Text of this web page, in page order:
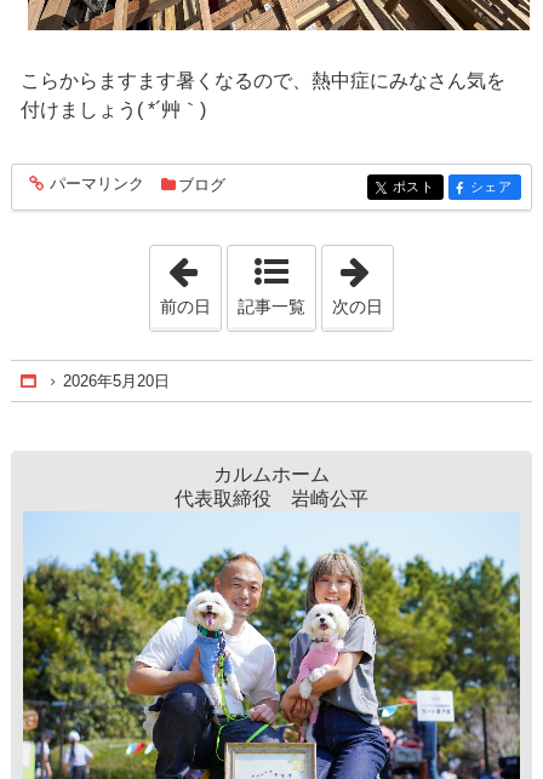
こらからますます暑くなるので、熱中症にみなさん気を
付けましょう( *´艸｀)
entry498
パーマリンク ブログ entry498
ポスト entry498
シェア
「2026年5月17日」
前の日 記事一覧 次の日
Home
2026年5月20日
カルムホーム
代表取締役 岩崎公平